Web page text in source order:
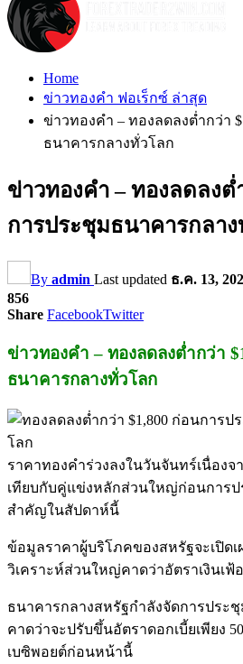
Home
ข่าวทองคำ ฟอเร็กซ์ ล่าสุด
ข่าวทองคำ – ทองลดลงต่ำกว่า
ธนาคารกลางทั่วโลก
ข่าวทองคำ – ทองลดลงต่
การประชุมธนาคารกลา
By admin Last updated ธ.ค. 13,
856
Share FacebookTwitter
ข่าวทองคำ – ทองลดลงต่ำกว่า
ธนาคารกลางทั่วโลก
ราคาทองคำร่วงลงในวันจันทร์เนื่องจ
เทียบกับคู่แข่งหลักส่วนใหญ่ก่อนการ
สำคัญในสัปดาห์นี้
ข้อมูลราคาผู้บริโภคของสหรัฐจะเปิด
วิเคราะห์ส่วนใหญ่คาดว่าอัตราเงินเฟ้
ธนาคารกลางสหรัฐกำลังจัดการประ
คาดว่าจะปรับขึ้นอัตราดอกเบี้ยเพียง
เบซิพอยต์ก่อนหน้านี้